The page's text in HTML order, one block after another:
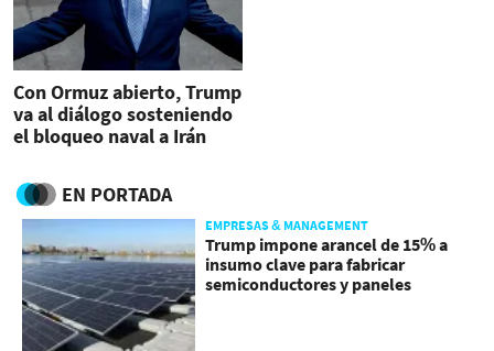
Con Ormuz abierto, Trump
va al diálogo sosteniendo
el bloqueo naval a Irán
EN PORTADA
EMPRESAS & MANAGEMENT
Trump impone arancel de 15% a
insumo clave para fabricar
semiconductores y paneles